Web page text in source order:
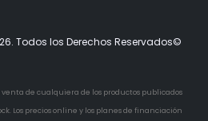
Todos los Derechos Reservados©
venta de cualquiera de los productos publicados
Los precios online y los planes de financiación